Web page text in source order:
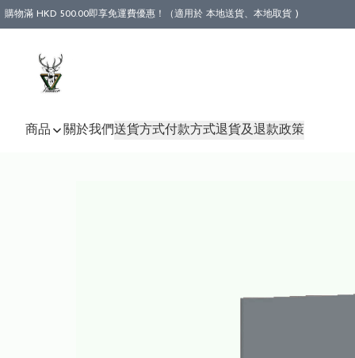
購物滿 HKD 500.00即享免運費優惠！（適用於 本地送貨、本地取貨 )
商品 關於我們送貨方式付款方式退貨及退款政策